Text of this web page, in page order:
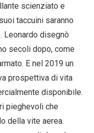
scienziato e
taccuini saranno
disegnò
secoli dopo, come
E nel 2019 un
prospettiva di vita
disponibile.
pieghevoli che
della vite aerea.